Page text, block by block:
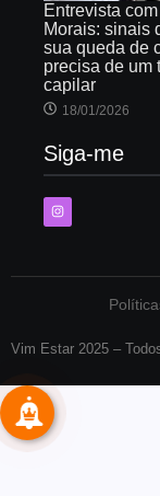
Entrevista
Morais: sinais
sua queda de
precisa de um
capilar
18/01/2026
Siga-me
Vim Estar 2025 –